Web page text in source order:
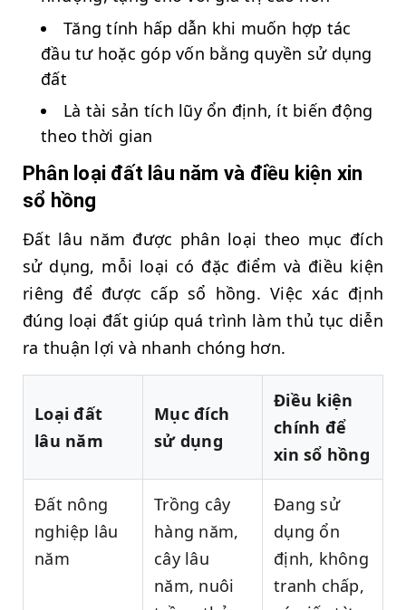
Tăng tính hấp dẫn khi muốn hợp tác
đầu tư hoặc góp vốn bằng quyền sử dụng
đất
Là tài sản tích lũy ổn định, ít biến động
theo thời gian
Phân loại đất lâu năm và điều kiện xin
sổ hồng
Đất lâu năm được phân loại theo mục đích
sử dụng, mỗi loại có đặc điểm và điều kiện
riêng để được cấp sổ hồng. Việc xác định
đúng loại đất giúp quá trình làm thủ tục diễn
ra thuận lợi và nhanh chóng hơn.
Loại đất
lâu năm
Mục đích
sử dụng
Điều kiện
chính để
xin sổ hồng
Đất nông
nghiệp lâu
năm
Trồng cây
hàng năm,
cây lâu
năm, nuôi
Đang sử
dụng ổn
định, không
tranh chấp,